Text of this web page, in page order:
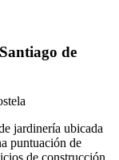
de
jardinería ubicada
puntuación de
de construcción